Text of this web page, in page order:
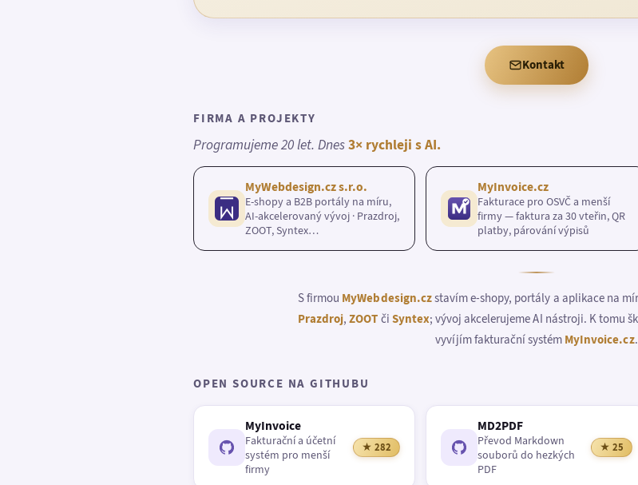
Kontakt
FIRMA A PROJEKTY
Programujeme 20 let. Dnes3× rychleji s AI.
MyWebdesign.cz s.r.o.
E-shopy a B2B portály na míru,
AI-akcelerovaný vývoj · Prazdroj,
ZOOT, Syntex…
MyInvoice.cz
Fakturace pro OSVČ a menší
firmy — faktura za 30 vteřin, QR
platby, párování výpisů
S firmou MyWebdesign.czstavím e-shopy, portály a aplikace na
Prazdroj,ZOOT či Syntex; vývoj akcelerujeme AI nástroji. K tomu
vyvíjím fakturační systém MyInvoice.cz.
OPEN SOURCE NA GITHUBU
MyInvoice
Fakturační a účetní
systém pro menší
firmy
★ 282
MD2PDF
Převod Markdown
souborů do hezkých
PDF
★ 25